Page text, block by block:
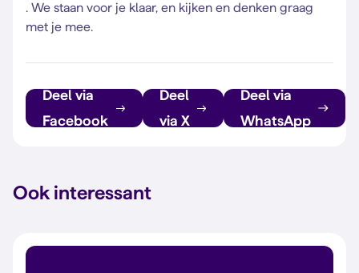
. We staan voor je klaar, en kijken en denken graag
met je mee.
Deel via
Facebook
Deel
via X
Deel via
WhatsApp
Ook interessant